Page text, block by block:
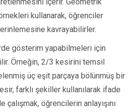
içerir. Geometrik
kullanarak, öğrenciler
kavrayabilirler.
gösterim yapabilmeleri için
Örneğin, 2/3 kesirini temsil
üç eşit parçaya bölünmüş bir
farklı şekiller kullanılarak ifade
öğrencilerin anlayışını